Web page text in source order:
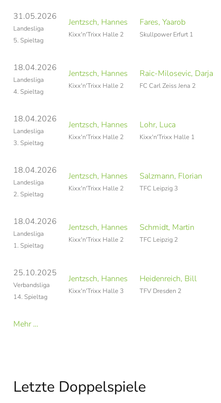
31.05.2026
Landesliga
5. Spieltag
Jentzsch, Hannes
Kixx'n'Trixx Halle 2
Fares, Yaarob
Skullpower Erfurt 1
18.04.2026
Landesliga
4. Spieltag
Jentzsch, Hannes
Kixx'n'Trixx Halle 2
Raic-Milosevic, Darjan
FC Carl Zeiss Jena 2
18.04.2026
Landesliga
3. Spieltag
Jentzsch, Hannes
Kixx'n'Trixx Halle 2
Lohr, Luca
Kixx'n'Trixx Halle 1
18.04.2026
Landesliga
2. Spieltag
Jentzsch, Hannes
Kixx'n'Trixx Halle 2
Salzmann, Florian
TFC Leipzig 3
18.04.2026
Landesliga
1. Spieltag
Jentzsch, Hannes
Kixx'n'Trixx Halle 2
Schmidt, Martin
TFC Leipzig 2
25.10.2025
Verbandsliga
14. Spieltag
Jentzsch, Hannes
Kixx'n'Trixx Halle 3
Heidenreich, Bill
TFV Dresden 2
Mehr …
Letzte Doppelspiele